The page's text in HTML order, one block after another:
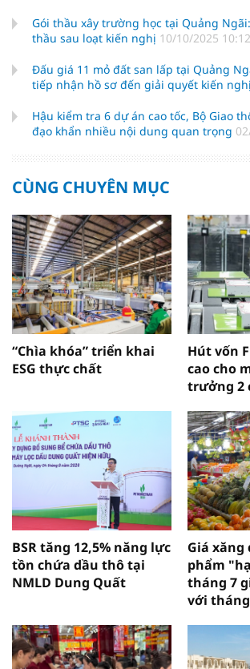
Gói thầu xây trường học tại Quảng
thầu sau loạt kiến nghị 10/10/2025 10:12
Đấu giá 11 mỏ đất san lấp tại Quảng
tiếp nhận hồ sơ đến giải quyết kiến nghị
Hậu kiểm tra 6 dự án cao tốc, Bộ Giao
đạo khẩn nhiều nội dung quan trọng
CÙNG CHUYÊN MỤC
“Chìa khóa” triển khai
ESG thực chất
Hút vốn
cao cho
trưởng 2
BSR tăng 12,5% năng lực
tồn chứa dầu thô tại
NMLD Dung Quất
Giá
phẩm
tháng 7
với